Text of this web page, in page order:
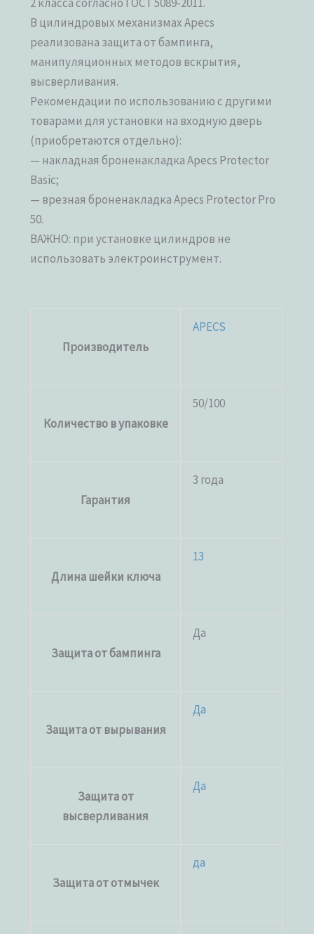
В цилиндровых механизмах Apecs
реализована защита от бампинга,
манипуляционных методов вскрытия,
высверливания.
Рекомендации по использованию с другими
товарами для установки на входную дверь
(приобретаются отдельно):
— накладная броненакладка Apecs Protector
Basic;
— врезная броненакладка Apecs Protector Pro
50.
ВАЖНО: при установке цилиндров не
использовать электроинструмент.
Производитель
APECS
Количество в упаковке
50/100
Гарантия
3 года
Длина шейки ключа
13
Защита от бампинга
Да
Защита от вырывания
Да
Защита от
высверливания
Да
Защита от отмычек
да